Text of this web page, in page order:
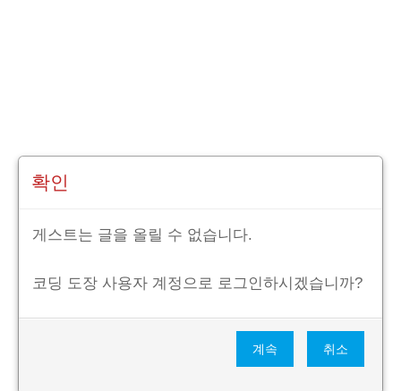
확인
게스트는 글을 올릴 수 없습니다.
코딩 도장 사용자 계정으로 로그인하시겠습니까?